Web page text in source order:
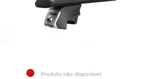
Produto não disponível